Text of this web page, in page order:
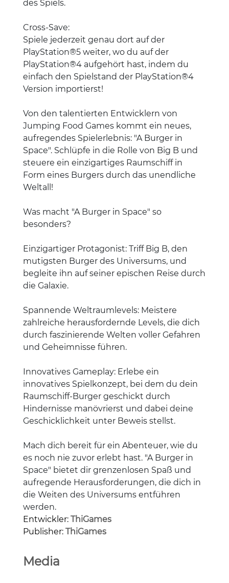
des Spiels.
Cross-Save:
Spiele jederzeit genau dort auf der
PlayStation®5 weiter, wo du auf der
PlayStation®4 aufgehört hast, indem du
einfach den Spielstand der PlayStation®4
Version importierst!
Von den talentierten Entwicklern von
Jumping Food Games kommt ein neues,
aufregendes Spielerlebnis: "A Burger in
Space". Schlüpfe in die Rolle von Big B und
steuere ein einzigartiges Raumschiff in
Form eines Burgers durch das unendliche
Weltall!
Was macht "A Burger in Space" so
besonders?
Einzigartiger Protagonist: Triff Big B, den
mutigsten Burger des Universums, und
begleite ihn auf seiner epischen Reise durch
die Galaxie.
Spannende Weltraumlevels: Meistere
zahlreiche herausfordernde Levels, die dich
durch faszinierende Welten voller Gefahren
und Geheimnisse führen.
Innovatives Gameplay: Erlebe ein
innovatives Spielkonzept, bei dem du dein
Raumschiff-Burger geschickt durch
Hindernisse manövrierst und dabei deine
Geschicklichkeit unter Beweis stellst.
Mach dich bereit für ein Abenteuer, wie du
es noch nie zuvor erlebt hast. "A Burger in
Space" bietet dir grenzenlosen Spaß und
aufregende Herausforderungen, die dich in
die Weiten des Universums entführen
werden.
Entwickler: ThiGames
Publisher: ThiGames
Media